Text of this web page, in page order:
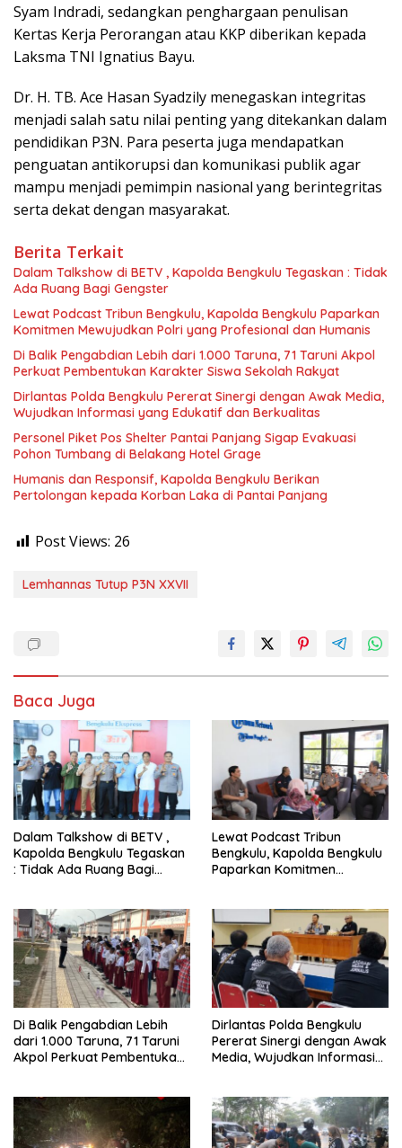
Syam Indradi, sedangkan penghargaan penulisan
Kertas Kerja Perorangan atau KKP diberikan kepada
Laksma TNI Ignatius Bayu.
Dr. H. TB. Ace Hasan Syadzily menegaskan integritas
menjadi salah satu nilai penting yang ditekankan dalam
pendidikan P3N. Para peserta juga mendapatkan
penguatan antikorupsi dan komunikasi publik agar
mampu menjadi pemimpin nasional yang berintegritas
serta dekat dengan masyarakat.
Berita Terkait
Dalam Talkshow di BETV , Kapolda Bengkulu Tegaskan : Tidak
Ada Ruang Bagi Gengster
Lewat Podcast Tribun Bengkulu, Kapolda Bengkulu Paparkan
Komitmen Mewujudkan Polri yang Profesional dan Humanis
Di Balik Pengabdian Lebih dari 1.000 Taruna, 71 Taruni Akpol
Perkuat Pembentukan Karakter Siswa Sekolah Rakyat
Dirlantas Polda Bengkulu Pererat Sinergi dengan Awak Media,
Wujudkan Informasi yang Edukatif dan Berkualitas
Personel Piket Pos Shelter Pantai Panjang Sigap Evakuasi
Pohon Tumbang di Belakang Hotel Grage
Humanis dan Responsif, Kapolda Bengkulu Berikan
Pertolongan kepada Korban Laka di Pantai Panjang
Post Views: 26
Lemhannas Tutup P3N XXVII
Baca Juga
Dalam Talkshow di BETV ,
Kapolda Bengkulu Tegaskan
: Tidak Ada Ruang Bagi
Lewat Podcast Tribun
Bengkulu, Kapolda Bengkulu
Paparkan Komitmen
Di Balik Pengabdian Lebih
dari 1.000 Taruna, 71 Taruni
Akpol Perkuat Pembentukan
Dirlantas Polda Bengkulu
Pererat Sinergi dengan Awak
Media, Wujudkan Informasi